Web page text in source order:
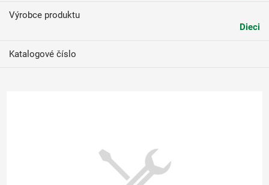
Výrobce produktu
Dieci
Katalogové číslo